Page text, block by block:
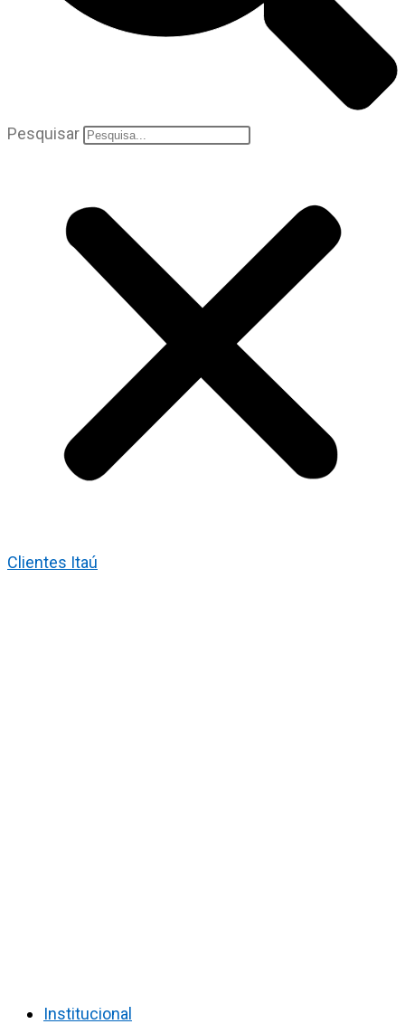
Pesquisar
Clientes Itaú
Institucional